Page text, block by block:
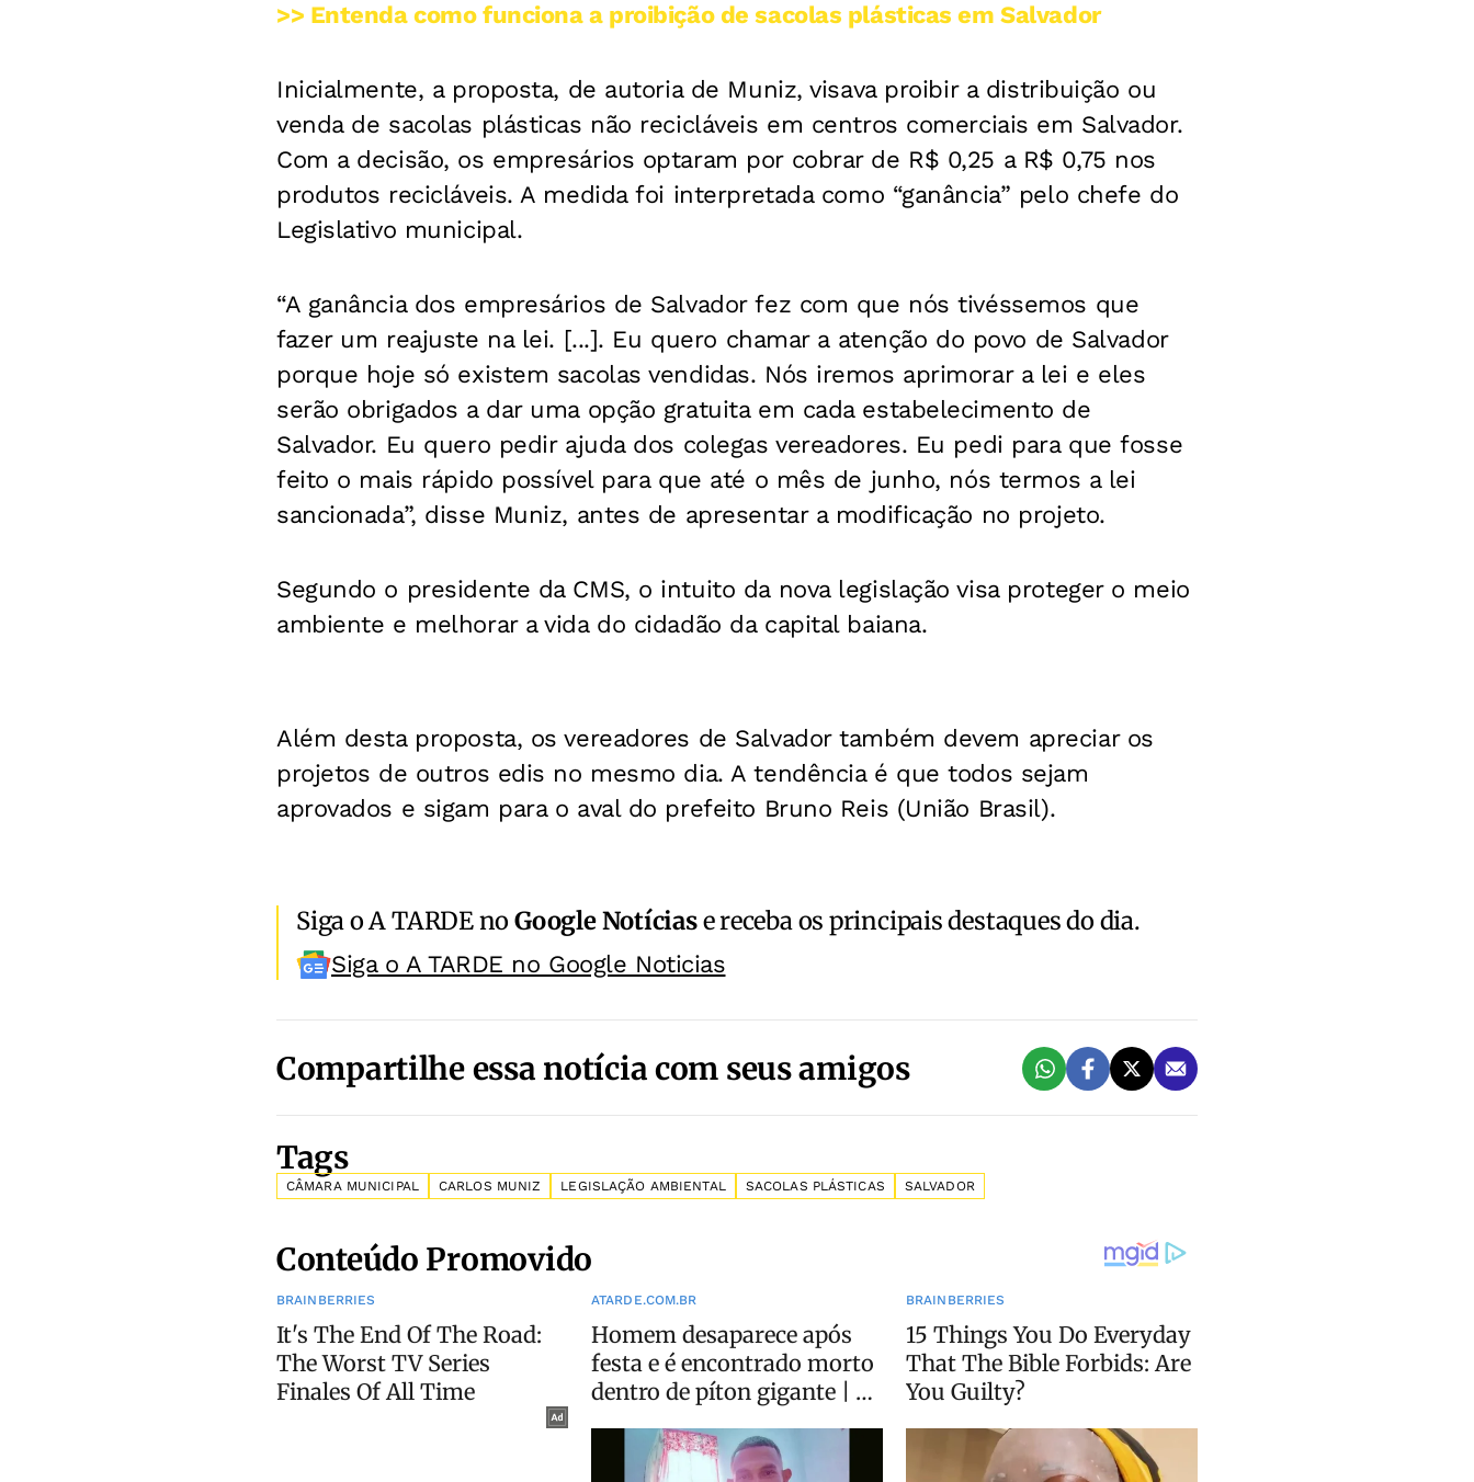
>> Entenda como funciona a proibição de sacolas plásticas em Salvador
Inicialmente, a proposta, de autoria de Muniz, visava proibir a distribuição ou
venda de sacolas plásticas não recicláveis em centros comerciais em Salvador.
Com a decisão, os empresários optaram por cobrar de R$ 0,25 a R$ 0,75 nos
produtos recicláveis. A medida foi interpretada como “ganância” pelo chefe do
Legislativo municipal.
“A ganância dos empresários de Salvador fez com que nós tivéssemos que
fazer um reajuste na lei. [...]. Eu quero chamar a atenção do povo de Salvador
porque hoje só existem sacolas vendidas. Nós iremos aprimorar a lei e eles
serão obrigados a dar uma opção gratuita em cada estabelecimento de
Salvador. Eu quero pedir ajuda dos colegas vereadores. Eu pedi para que fosse
feito o mais rápido possível para que até o mês de junho, nós termos a lei
sancionada”, disse Muniz, antes de apresentar a modificação no projeto.
Segundo o presidente da CMS, o intuito da nova legislação visa proteger o meio
ambiente e melhorar a vida do cidadão da capital baiana.
Além desta proposta, os vereadores de Salvador também devem apreciar os
projetos de outros edis no mesmo dia. A tendência é que todos sejam
aprovados e sigam para o aval do prefeito Bruno Reis (União Brasil).
Siga o A TARDE noGoogle Notíciase receba os principais destaques do dia.
Siga o A TARDE no Google Noticias
Compartilhe essa notícia com seus amigos
Tags
CÂMARA MUNICIPAL CARLOS MUNIZ LEGISLAÇÃO AMBIENTAL SACOLAS PLÁSTICAS SALVADOR